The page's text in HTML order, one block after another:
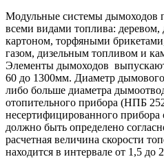
Модульные системы дымоходов
всеми видами топлива:
картоном, торфяными
газом, дизельным топливом и
Элементы дымоходов
60 до 1300мм. Диаметр
либо больше диаметра
отопительного прибора (НПБ
несертифицированного прибора
должно быть определено
расчетная величина скорости
находится в интервале от 1,5